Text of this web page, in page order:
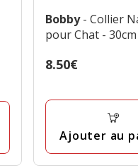
Bobby- Collier
pour Chat - 30cm
Prix
8.50€
Ajouter au